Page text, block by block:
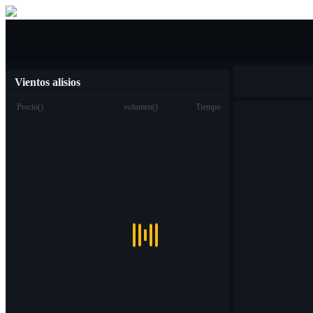
Vientos alisios
Precio() volumen() Tiempo